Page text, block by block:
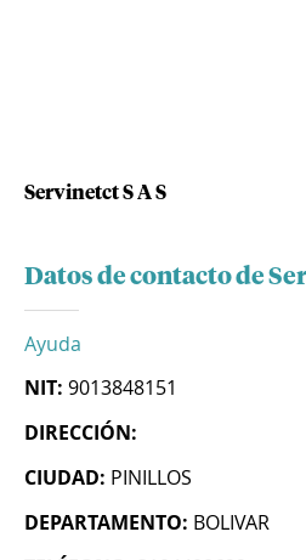
Servinetct S A S
Datos de contacto de
Ayuda
NIT: 9013848151
DIRECCIÓN:
CIUDAD: PINILLOS
DEPARTAMENTO: BOLIVAR